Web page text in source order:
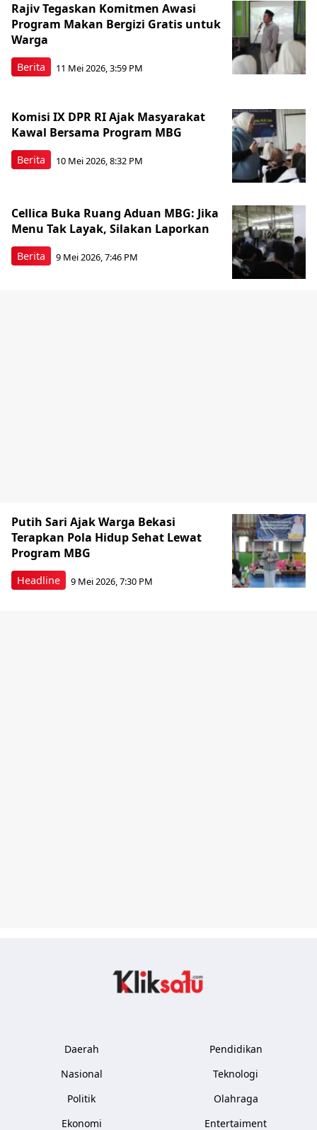
Berita
Rajiv Tegaskan Komitmen Awasi
Program Makan Bergizi Gratis untuk
Warga
11 Mei 2026, 3:59 PM
Berita
Komisi IX DPR RI Ajak Masyarakat
Kawal Bersama Program MBG
10 Mei 2026, 8:32 PM
Berita
Cellica Buka Ruang Aduan MBG: Jika
Menu Tak Layak, Silakan Laporkan
9 Mei 2026, 7:46 PM
Headline
Putih Sari Ajak Warga Bekasi
Terapkan Pola Hidup Sehat Lewat
Program MBG
9 Mei 2026, 7:30 PM
Daerah
Nasional
Politik
Ekonomi
Pendidikan
Teknologi
Olahraga
Entertaiment